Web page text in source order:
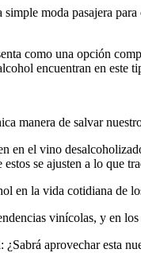
moda pasajera
como una opción
encuentran en este
manera de salvar
el vino
se ajusten a lo que
en la vida cotidiana de
vinícolas, y en
aprovechar esta